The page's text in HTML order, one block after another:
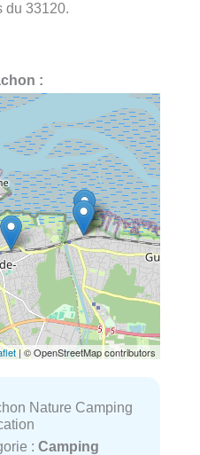
du 33120.
:
| © OpenStreetMap contributors
Nature Camping
: Camping